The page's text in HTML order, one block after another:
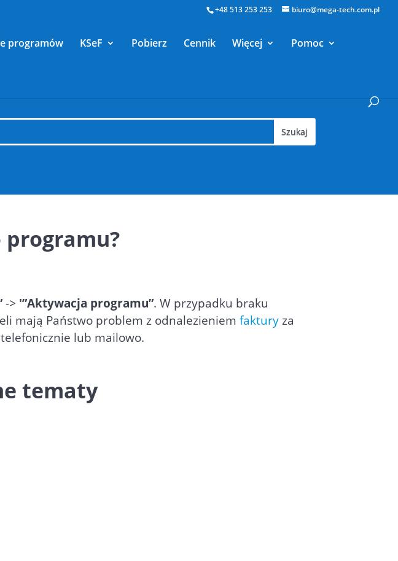
+48 513 253 253 biuro@mega-tech.com.pl
programów KSeF Pobierz Cennik Więcej Pomoc
programu?
-> '”Aktywacja programu”. W przypadku braku
mają Państwo problem z odnalezieniemfakturyza
lub mailowo.
tematy